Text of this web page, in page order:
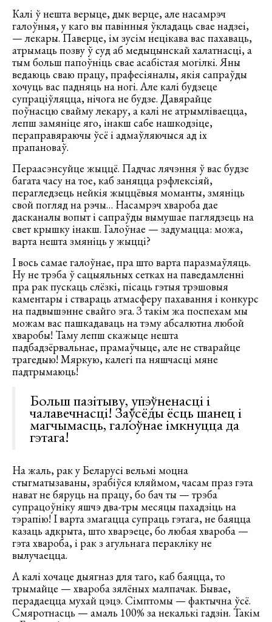
Калі ў нешта верыце, дык верце, але насамрэч
галоўныя, у каго вы павінныя ўкладаць свае надзеі,
— лекары. Паверце, ім зусім нецікава вас пахаваць,
атрымаць позву ў суд аб медыцынскай халатнасці, а
тым больш папоўніць свае асабістая могілкі. Яны
ведаюць сваю працу, прафесіяналы, якія сапраўды
хочуць вас падняць на ногі. Але калі будзеце
супраціўляцца, нічога не будзе. Давярайце
поўнасцю свайму лекару, а калі не атрымліваецца,
лепш замяніце яго, інакш сабе нашкодзіце,
пераправяраючы ўсё і адмаўляючыся ад іх
прапановаў.
Пераасэнсуйце жыццё. Падчас лячэння ў вас будзе
багата часу на тое, каб заняцца рэфлексіяй,
перагледзець нейкія жыццёвыя моманты, змяніць
свой погляд на рэчы… Насамрэч хвароба дае
дасканалы вопыт і сапраўды вымушае паглядзець на
свет крышку інакш. Галоўнае — задумацца: можа,
варта нешта змяніць у жыцці?
І вось самае галоўнае, пра што варта паразмаўляць.
Ну не трэба ў сацыяльных сетках на паведамленні
пра рак пускаць слёзкі, пісаць гэтыя трэшовыя
каментары і ствараць атмасферу пахавання і конкурс
на падвышэнне свайго эга. З такім жа поспехам мы
можам вас пашкадаваць на тэму абсалютна любой
хваробы! Таму лепш скажыце нешта
падбадзёрвальнае, прамаўчыце, але не стварайце
трагедыю! Мяркую, калегі па няшчасці мяне
падтрымаюць!
Больш пазітыву, упэўненасці і
чалавечнасці! Заўсёды ёсць шанец і
магчымасць, галоўнае імкнуцца да
гэтага!
На жаль, рак у Беларусі вельмі моцна
стыгматызаваны, зрабіўся кляймом, часам праз гэта
нават не бяруць на працу, бо бач ты — трэба
супрацоўніку яшчэ два-тры месяцы пахадзіць на
тэрапію! І варта змагацца супраць гэтага, не баяцца
казаць адкрыта, што хварэеце, бо любая хвароба —
гэта хвароба, і рак з агульнага перакліку не
вылучаецца.
А калі хочаце дыягназ для таго, каб баяцца, то
трымайце — хвароба зялёных малпачак. Бывае,
перадаецца мухай цэцэ. Сімптомы — фактычна ўсё.
Смяротнасць — амаль 100% за некалькі гадзін. Такім